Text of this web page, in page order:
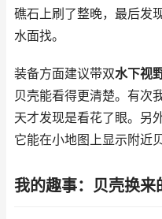
礁石上刷了整晚，最后发
水面找。
装备方面建议带双水下视
贝壳能看得更清楚。有次
天才发现是看花了眼。另
它能在小地图上显示附近
我的趣事：贝壳换来